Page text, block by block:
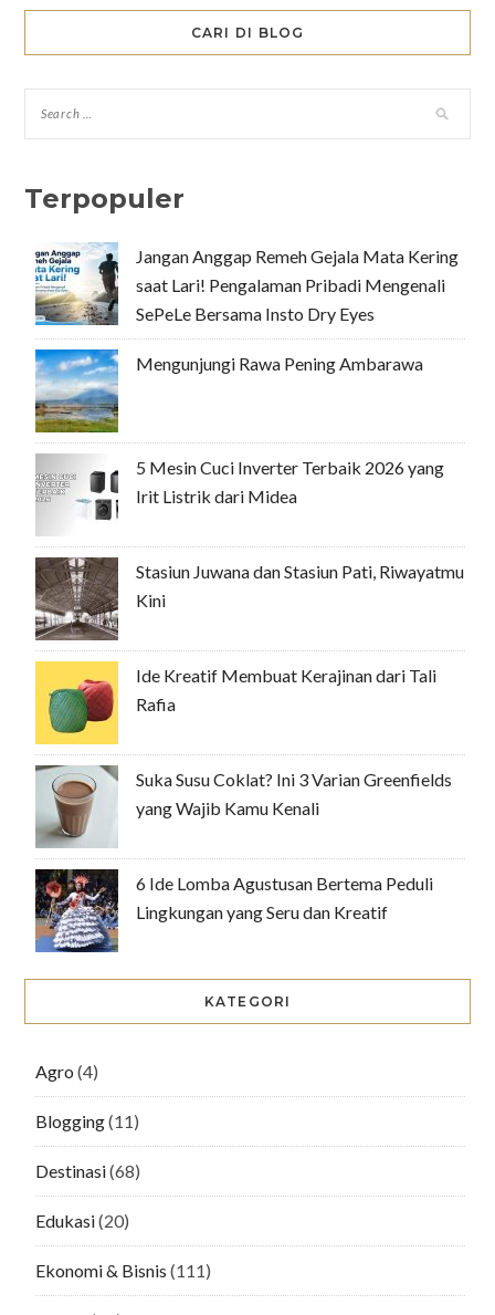
CARI DI BLOG
Terpopuler
Jangan Anggap Remeh Gejala Mata Kering
saat Lari! Pengalaman Pribadi Mengenali
SePeLe Bersama Insto Dry Eyes
Mengunjungi Rawa Pening Ambarawa
5 Mesin Cuci Inverter Terbaik 2026 yang
Irit Listrik dari Midea
Stasiun Juwana dan Stasiun Pati, Riwayatmu
Kini
Ide Kreatif Membuat Kerajinan dari Tali
Rafia
Suka Susu Coklat? Ini 3 Varian Greenfields
yang Wajib Kamu Kenali
6 Ide Lomba Agustusan Bertema Peduli
Lingkungan yang Seru dan Kreatif
KATEGORI
Agro (4)
Blogging(11)
Destinasi(68)
Edukasi(20)
Ekonomi & Bisnis (111)